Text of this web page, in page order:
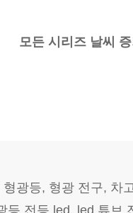
모든 시리즈 날씨
광등, 형광 전구, 차
등 전등 led, led 튜브